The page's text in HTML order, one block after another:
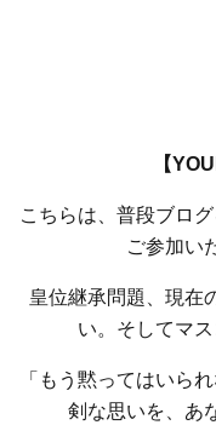
【
こちらは、普段ブロ
ご参加い
皇位継承問題、現在
い。そしてマ
「もう黙ってはいら
剣な思いを、あ